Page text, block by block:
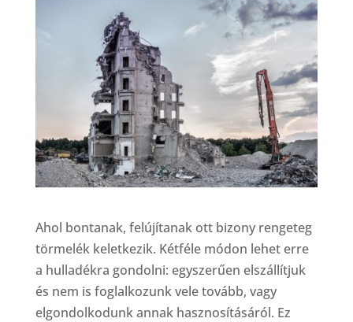
Ahol bontanak, felújítanak ott bizony rengeteg
törmelék keletkezik. Kétféle módon lehet erre
a hulladékra gondolni: egyszerűen elszállítjuk
és nem is foglalkozunk vele tovább, vagy
elgondolkodunk annak hasznosításáról. Ez